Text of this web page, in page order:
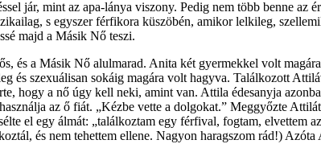
jár, mint az apa-lánya viszony. Pedig nem több benne az
s egyszer férfikora küszöbén, amikor lelkileg,
majd a Másik Nő teszi.
és a Másik Nő alulmarad. Anita két gyermekkel volt
és szexuálisan sokáig magára volt hagyva. Találkozott
hogy a nő úgy kell neki, amint van. Attila édesanyja
az ő fiát. „Kézbe vette a dolgokat.” Meggyőzte
el egy álmát: „találkoztam egy férfival, fogtam, elvettem
és nem tehettem ellene. Nagyon haragszom rád!)